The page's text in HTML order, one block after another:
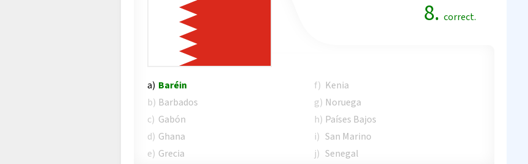
8. correct.
a) Baréin
b) Barbados
c) Gabón
d) Ghana
e) Grecia
f) Kenia
g) Noruega
h) Países Bajos
i) San Marino
j) Senegal